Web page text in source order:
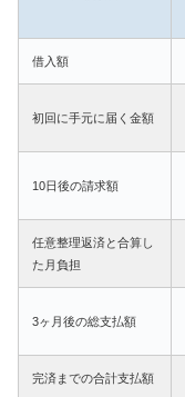
借入額
初回に手元に届く金額
10日後の請求額
任意整理返済と合算し
た月負担
3ヶ月後の総支払額
完済までの合計支払額